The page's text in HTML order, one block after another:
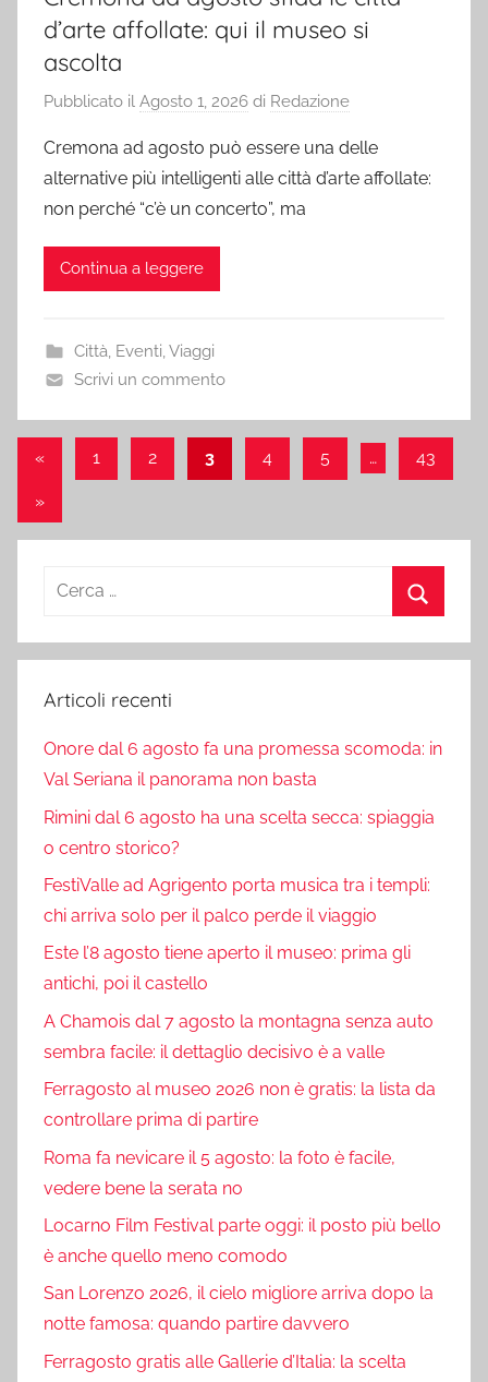
d’arte affollate: qui il museo si
ascolta
Pubblicato il Agosto 1, 2026 di Redazione
Cremona ad agosto può essere una delle
alternative più intelligenti alle città d’arte affollate:
non perché “c’è un concerto”, ma
Continua a leggere
Città, Eventi,Viaggi
Scrivi un commento
Paginazione
degli
articoli
«Articolo1 2 3 4 5 … 43
Articolo
»
Ricerca
Articoli recenti
Onore dal 6 agosto fa una promessa scomoda: in
Val Seriana il panorama non basta
Rimini dal 6 agosto ha una scelta secca: spiaggia
o centro storico?
FestiValle ad Agrigento porta musica tra i templi:
chi arriva solo per il palco perde il viaggio
Este l’8 agosto tiene aperto il museo: prima gli
antichi, poi il castello
A Chamois dal 7 agosto la montagna senza auto
sembra facile: il dettaglio decisivo è a valle
Ferragosto al museo 2026 non è gratis: la lista da
controllare prima di partire
Roma fa nevicare il 5 agosto: la foto è facile,
vedere bene la serata no
Locarno Film Festival parte oggi: il posto più bello
è anche quello meno comodo
San Lorenzo 2026, il cielo migliore arriva dopo la
notte famosa: quando partire davvero
Ferragosto gratis alle Gallerie d’Italia: la scelta